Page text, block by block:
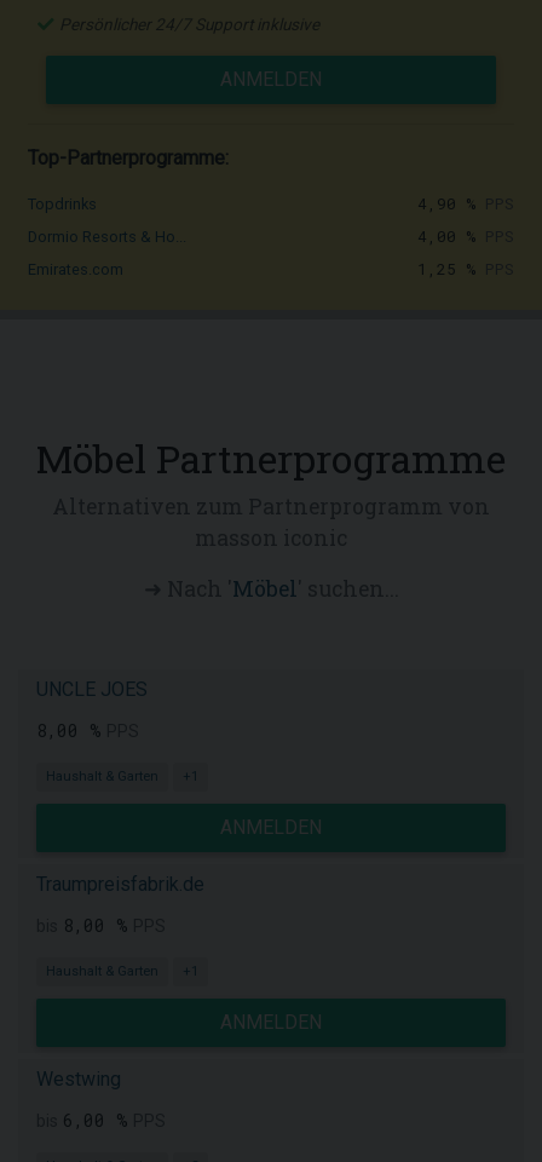
Persönlicher 24/7 Support inklusive
ANMELDEN
Top-Partnerprogramme:
Topdrinks 4,90 %
Dormio Resorts & Ho... 4,00 %
Emirates.com 1,25 %
Möbel Partnerprogramme
Möbel
UNCLE JOES
8,00 %
Haushalt & Garten +1
ANMELDEN
Traumpreisfabrik.de
8,00 %
Haushalt & Garten +1
ANMELDEN
Westwing
6,00 %